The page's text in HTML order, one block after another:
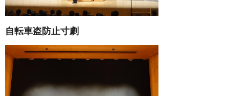
自転車盗防止寸劇